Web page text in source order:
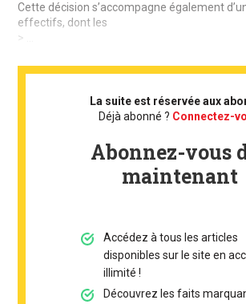
Cette décision s’accompagne également
effectifs, dont les
> ...
La suite est réservée aux
Déjà abonné ? Connectez-
Abonnez-vous
maintenant
Accédez à tous les articles
disponibles sur le site en
illimité !
Découvrez les faits